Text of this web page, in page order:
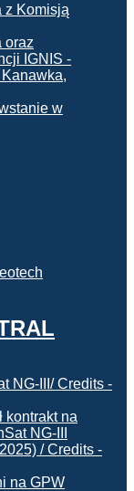
z Komisją
w
kontrakt na
NG-III
na GPW